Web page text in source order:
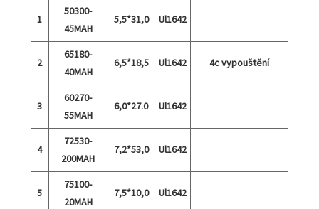
1
50300-
45MAH
5,5*31,0 Ul1642
2
65180-
40MAH
6,5*18,5 Ul1642 4c vypouštění
3
60270-
55MAH
6,0*27.0 Ul1642
4
72530-
200MAH
7,2*53,0 Ul1642
5
75100-
20MAH
7,5*10,0 Ul1642